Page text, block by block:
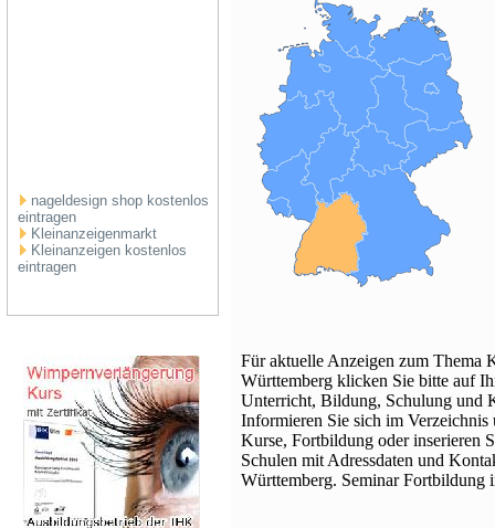
nageldesign shop kostenlos
eintragen
Kleinanzeigenmarkt
Kleinanzeigen kostenlos
eintragen
Für aktuelle Anzeigen zum Thema
Württemberg klicken Sie bitte auf
Unterricht, Bildung, Schulung und
Informieren Sie sich im
Kurse, Fortbildung oder inserieren
Schulen mit Adressdaten und
Württemberg. Seminar Fortbildung